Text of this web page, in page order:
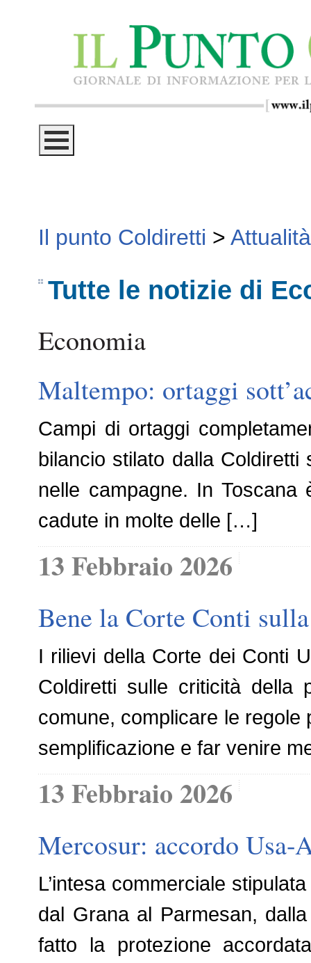
Il punto Coldiretti > Attualità
Tutte le notizie di
Economia
Maltempo: ortaggi
Campi di ortaggi
bilancio stilato dalla Coldiretti
nelle campagne. In
cadute in molte delle […]
13 Febbraio 2026
Bene la Corte Conti
I rilievi della Corte dei Conti
Coldiretti sulle criticità della
comune, complicare le regole
semplificazione e far venire
13 Febbraio 2026
Mercosur: accordo Usa-
L’intesa commerciale
dal Grana al Parmesan,
fatto la protezione